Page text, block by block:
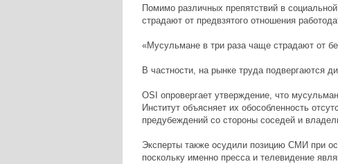
Помимо различных препятствий в
страдают от предвзятого отношения
«Мусульмане в три раза чаще страдают от
В частности, на рынке труда подвергаются
OSI опровергает утверждение, что
Институт объясняет их обособленность
предубеждений со стороны соседей и
Эксперты также осудили позицию СМИ при
поскольку именно пресса и телевидение